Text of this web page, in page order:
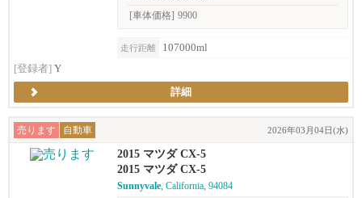
[車体価格] 9900
走行距離
107000ml
[登録者] Y
詳細
売ります 自動車 2026年03月04日(水)
2015 マツダ CX-5
2015 マツダ CX-5
Sunnyvale, California, 94084